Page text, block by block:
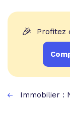
🎉 Profitez
Immobilier :